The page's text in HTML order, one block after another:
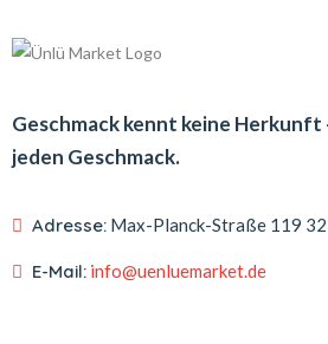
Geschmack kennt keine Herkunft
jeden Geschmack.
Adresse: Max-Planck-Straße 119
E-Mail: info@uenluemarket.de